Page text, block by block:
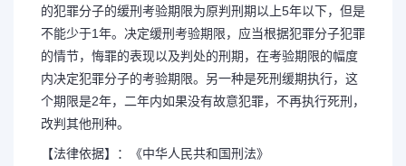
的犯罪分子的缓刑考验期限为原判刑期以上5年以下，但是
不能少于1年。决定缓刑考验期限，应当根据犯罪分子犯罪
的情节，悔罪的表现以及判处的刑期，在考验期限的幅度
内决定犯罪分子的考验期限。另一种是死刑缓期执行，这
个期限是2年，二年内如果没有故意犯罪，不再执行死刑，
改判其他刑种。
【法律依据】：《中华人民共和国刑法》